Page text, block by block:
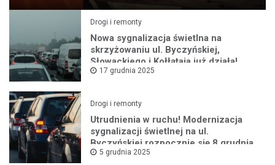
Drogi i remonty
Nowa sygnalizacja świetlna na
skrzyżowaniu ul. Byczyńskiej,
Słowackiego i Kołłątaja już działa!
17 grudnia 2025
Drogi i remonty
Utrudnienia w ruchu! Modernizacja
sygnalizacji świetlnej na ul.
Byczyńskiej rozpocznie się 8 grudnia
5 grudnia 2025